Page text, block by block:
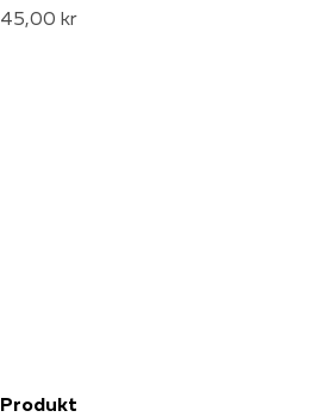
45,00 kr
Produkt